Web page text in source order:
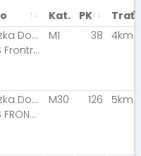
Kat. PK
Trať
Kotyczka Dominik
M1 38 4km
Kotyczka Dominik
M30 126 5km